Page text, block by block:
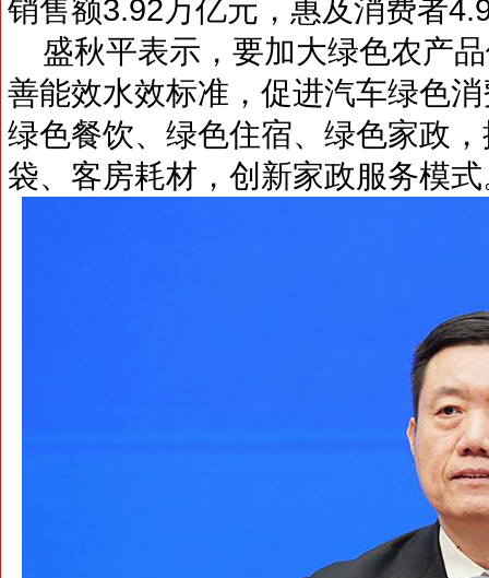
销售额3.92万亿元，惠及消费者
盛秋平表示，要加大绿色农产
善能效水效标准，促进汽车绿色
绿色餐饮、绿色住宿、绿色家政
袋、客房耗材，创新家政服务模